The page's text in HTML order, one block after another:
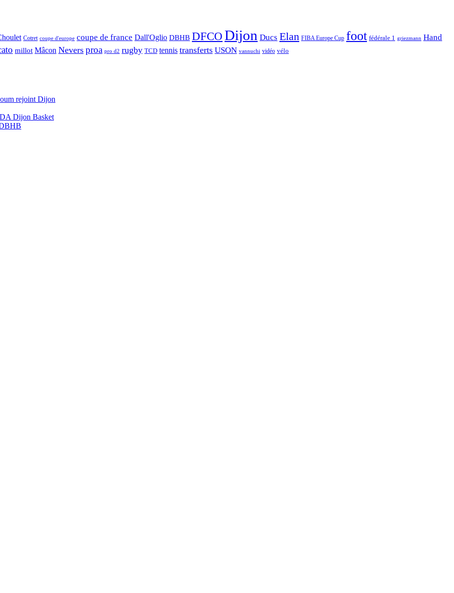
Cotret coupe d'europe coupe de france Dall'Oglio DBHB DFCODijon Ducs Elan FIBA Europe Cup foot fédérale 1 griezmann Hand
millot Mâcon Nevers proa pro d2 rugby TCD tennis transferts USON vannuchi vidéo vélo
rejoint Dijon
Dijon Basket